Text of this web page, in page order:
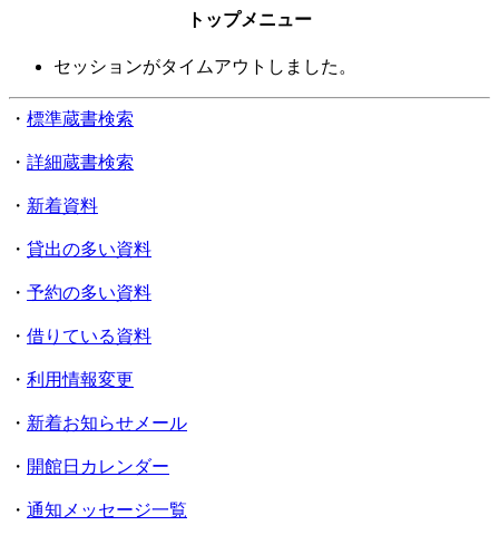
トップメニュー
セッションがタイムアウトしました。
・ 標準蔵書検索
・ 詳細蔵書検索
・ 新着資料
・ 貸出の多い資料
・ 予約の多い資料
・ 借りている資料
・ 利用情報変更
・ 新着お知らせメール
・ 開館日カレンダー
・ 通知メッセージ一覧